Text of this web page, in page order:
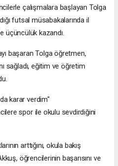
çalışmalara başlayan Tolga
futsal müsabakalarında il
üçüncülük kazandı.
başaran Tolga öğretmen,
sağladı, eğitim ve öğretim
karar verdim"
spor ile okulu sevdirdiğini
arttığını, okula bakış
öğrencilerinin başarısını ve